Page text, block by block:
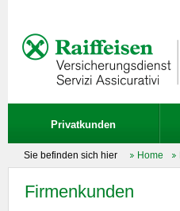
Privatkunden
Sie befinden sich hier Home
Firmenkunden